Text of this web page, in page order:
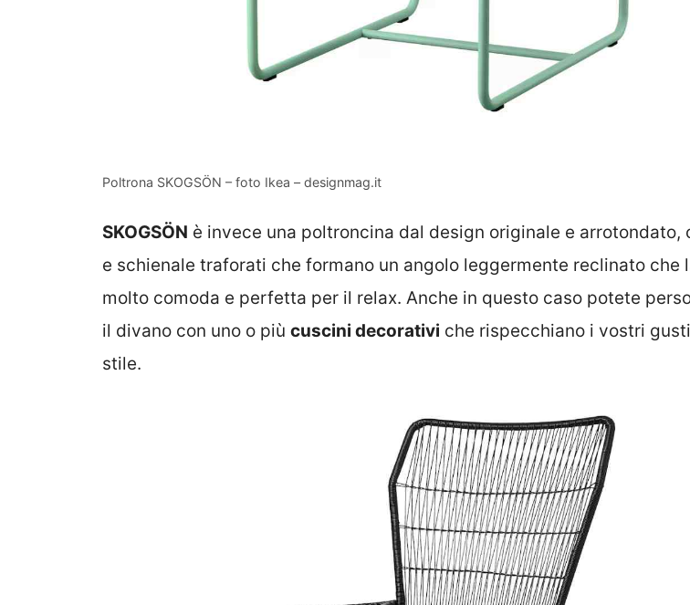
Poltrona SKOGSÖN – foto Ikea – designmag.it
SKOGSÖN è invece una poltroncina dal design originale e arrotondato,
e schienale traforati che formano un angolo leggermente reclinato che
molto comoda e perfetta per il relax. Anche in questo caso potete
il divano con uno o più cuscini decorativi che rispecchiano i vostri
stile.